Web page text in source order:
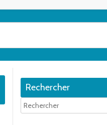
Rechercher